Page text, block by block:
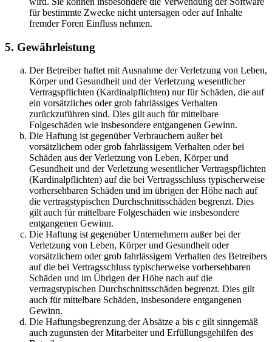
für bestimmte Zwecke nicht untersagen oder auf Inhalte
fremder Foren Einfluss nehmen.
5. Gewährleistung
Der Betreiber haftet mit Ausnahme der Verletzung von Leben,
Körper und Gesundheit und der Verletzung wesentlicher
Vertragspflichten (Kardinalpflichten) nur für Schäden, die auf
ein vorsätzliches oder grob fahrlässiges Verhalten
zurückzuführen sind. Dies gilt auch für mittelbare
Folgeschäden wie insbesondere entgangenen Gewinn.
Die Haftung ist gegenüber Verbrauchern außer bei
vorsätzlichem oder grob fahrlässigem Verhalten oder bei
Schäden aus der Verletzung von Leben, Körper und
Gesundheit und der Verletzung wesentlicher Vertragspflichten
(Kardinalpflichten) auf die bei Vertragsschluss typischerweise
vorhersehbaren Schäden und im übrigen der Höhe nach auf
die vertragstypischen Durchschnittsschäden begrenzt. Dies
gilt auch für mittelbare Folgeschäden wie insbesondere
entgangenen Gewinn.
Die Haftung ist gegenüber Unternehmern außer bei der
Verletzung von Leben, Körper und Gesundheit oder
vorsätzlichem oder grob fahrlässigem Verhalten des Betreibers
auf die bei Vertragsschluss typischerweise vorhersehbaren
Schäden und im Übrigen der Höhe nach auf die
vertragstypischen Durchschnittsschäden begrenzt. Dies gilt
auch für mittelbare Schäden, insbesondere entgangenen
Gewinn.
Die Haftungsbegrenzung der Absätze a bis c gilt sinngemäß
auch zugunsten der Mitarbeiter und Erfüllungsgehilfen des